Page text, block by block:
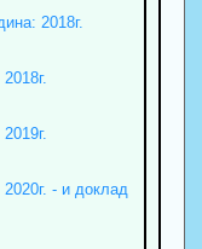
2018г.
- и доклад